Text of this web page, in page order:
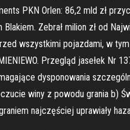
PKN Orlen: 86,2 mld zł
Zebrał milion zł od
wszystkimi pojazdami, w
Przegląd jasełek Nr
dysponowania
winy z powodu grania b)
najczęściej uprawiały